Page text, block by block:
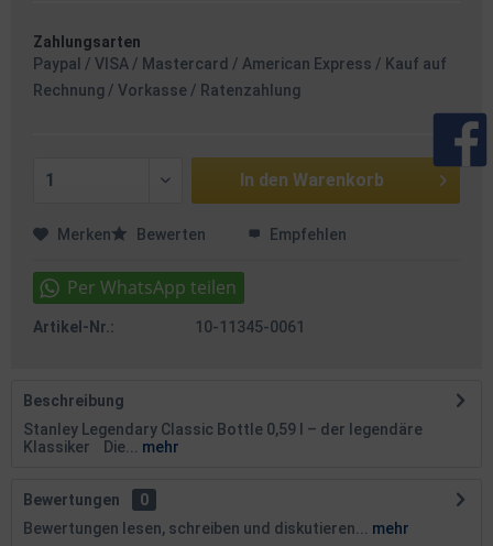
Zahlungsarten
Paypal / VISA / Mastercard / American Express / Kauf auf
Rechnung / Vorkasse / Ratenzahlung
In den Warenkorb
Merken Bewerten Empfehlen
Artikel-Nr.: 10-11345-0061
Beschreibung
Stanley Legendary Classic Bottle 0,59 l – der legendäre
Klassiker Die...
mehr
Bewertungen
0
Bewertungen lesen, schreiben und diskutieren...
mehr